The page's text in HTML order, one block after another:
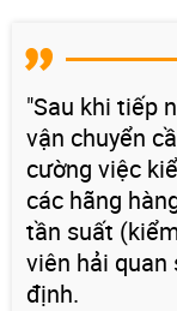
"Sau khi tiếp
vận chuyển
cường việc
các hãng
tần suất
viên hải quan
định.